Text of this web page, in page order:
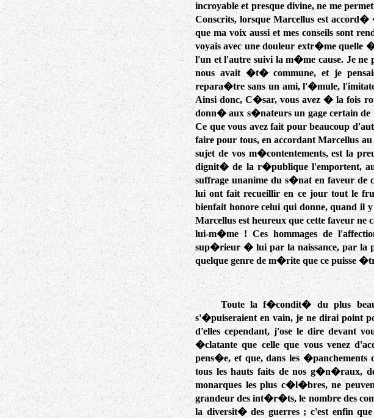
incroyable et presque divine, ne me
Conscrits, lorsque Marcellus est
que ma voix aussi et mes conseils sont
voyais avec une douleur extr�me quelle
l'un et l'autre suivi la m�me cause. Je
nous avait �t� commune, et je
repara�tre sans un ami, l'�mule,
Ainsi donc, C�sar, vous avez � la fois
donn� aux s�nateurs un gage certain
Ce que vous avez fait pour beaucoup
faire pour tous, en accordant Marcellus
sujet de vos m�contentements, est la
dignit� de la r�publique l'emportent,
suffrage unanime du s�nat en faveur de
lui ont fait recueillir en ce jour tout le
bienfait honore celui qui donne, quand il
Marcellus est heureux que cette faveur ne
lui-m�me ! Ces hommages de
sup�rieur � lui par la naissance, par la
quelque genre de m�rite que ce puisse
Toute la f�condit� du plus
s'�puiseraient en vain, je ne dirai point
d'elles cependant, j'ose le dire devant
�clatante que celle que vous venez
pens�e, et que, dans les
tous les hauts faits de nos g�n�raux,
monarques les plus c�l�bres, ne
grandeur des int�r�ts, le nombre des
la diversit� des guerres ; c'est enfin